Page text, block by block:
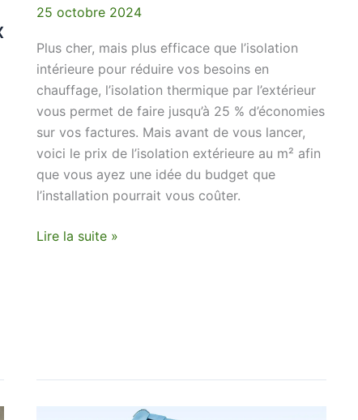
25 octobre 2024
Plus cher, mais plus efficace que l’isolation
intérieure pour réduire vos besoins en
chauffage, l’isolation thermique par l’extérieur
vous permet de faire jusqu’à 25 % d’économies
sur vos factures. Mais avant de vous lancer,
voici le prix de l’isolation extérieure au m² afin
que vous ayez une idée du budget que
l’installation pourrait vous coûter.
Lire la suite »